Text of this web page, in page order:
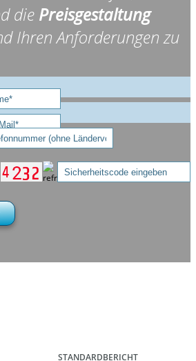
die Preisgestaltung
Ihren Anforderungen zu
STANDARDBERICHT